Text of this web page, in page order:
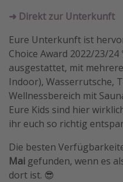
➜ Direkt zur Unterkunft
Eure Unterkunft ist
Choice Award 2022/23/
ausgestattet, mit
Indoor), Wasserrutsche,
Wellnessbereich mit
Eure Kids sind hier
ihr euch so richtig
Die besten
Mai gefunden, wenn es
dort ist. 😎